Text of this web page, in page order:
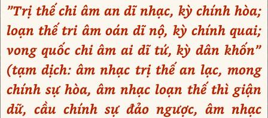
”Trị thế chi âm an dĩ nhạc, kỳ chính hòa;
loạn thế tri âm oán dĩ nộ, kỳ chính quai;
vong quốc chi âm ai dĩ tứ, kỳ dân khốn”
(tạm dịch: âm nhạc trị thế an lạc, mong
chính sự hòa, âm nhạc loạn thế thì giận
dữ, cầu chính sự đảo ngược, âm nhạc